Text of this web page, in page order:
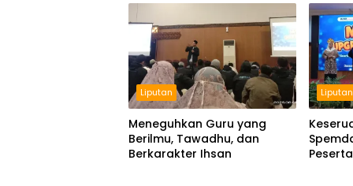
Liputan
Meneguhkan Guru yang
Berilmu, Tawadhu, dan
Berkarakter Ihsan
Liputan